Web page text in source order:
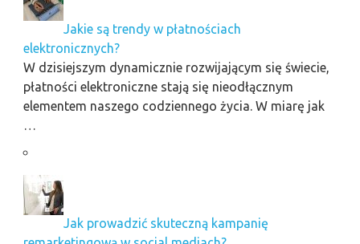
Jakie są trendy w płatnościach
elektronicznych?
W dzisiejszym dynamicznie rozwijającym się świecie,
płatności elektroniczne stają się nieodłącznym
elementem naszego codziennego życia. W miarę jak
…
Jak prowadzić skuteczną kampanię